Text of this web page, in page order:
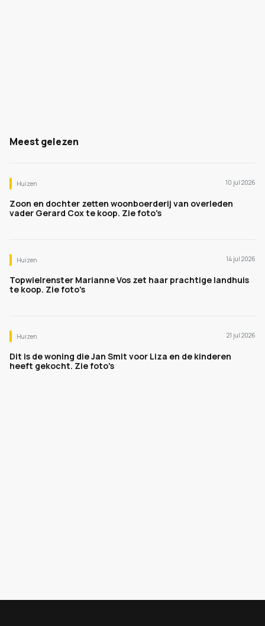
Meest gelezen
Huizen 10 jul 2026
Zoon en dochter zetten woonboerderij van overleden
vader Gerard Cox te koop. Zie foto's
Huizen 14 jul 2026
Topwielrenster Marianne Vos zet haar prachtige landhuis
te koop. Zie foto's
Huizen 21 jul 2026
Dit is de woning die Jan Smit voor Liza en de kinderen
heeft gekocht. Zie foto's